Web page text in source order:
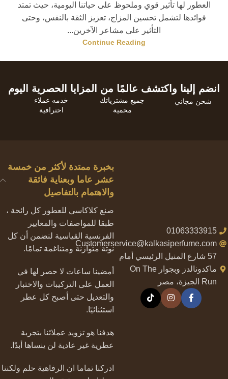
العطور لها تأثير قوي وملحوظ على حياتنا اليومية، حيث تمتد
فوائدها لتشمل تحسين المزاج، تعزيز الثقة بالنفس، وحتى
التأثير على مشاعر الآخرين...
Continue Reading
انضم إلينا واكتشف عالمًا من المزايا الحصرية اليوم
شحن مجاني
جميع مشترياتك
محمية
خدمه عملاء
احترافية
01063333915
Customerservice@kalkasiperfume.com
57 شارع المنيل الرئيسي أمام
ماكدونالدز وبجوار On The
Run الجيزة، مصر
بخبرة ممتدة لأكثر من خمسة
عشر عاما وبعناية فائقة
والاهتمام بالتفاصيل
صنع كلاكاسي للعطور كل رائحة ،
طبقا للمواصفات والمعايير
الفرنسية القياسية لنضمن أن كل
نوتة متوازنة ومتناغمة تمامًا.
أمضينا ساعات لا حصر لها في
العمل على التركيبات والاختبار
والتعديل حتى أصبح كل عطر
استثنائيًا.
هدفنا هو تزويد عملائنا بتجربة
عطرية غير عادية لن ينساها أبدًا.
ادركنا تماما ان الرفاهية حلم ولكننا